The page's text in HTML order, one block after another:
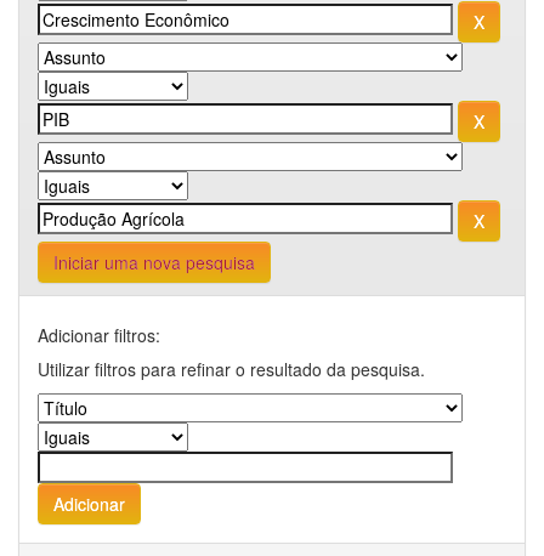
Iniciar uma nova pesquisa
Adicionar filtros:
Utilizar filtros para refinar o resultado da pesquisa.